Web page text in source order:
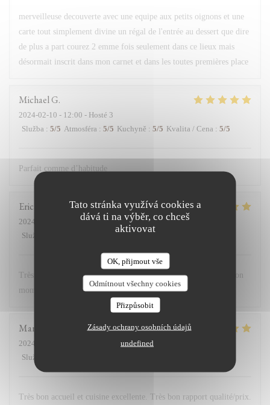
Tato stránka využívá cookies a
dává ti na výběr, co chceš
aktivovat
OK, přijmout vše
Odmítnout všechny cookies
Přizpůsobit
Zásady ochrany osobních údajů
undefined
merveilleuse decouverte avec une equipe aux petits oignons et une
carte tout simplement divine un régal de l'entrée au dessert que dire
de plus a part courez 2 emme fois seulement dans ce lieux mais
désormait inscrit dans mon carnet et dans les toutes premières place
MichaelG
2024-02-10 - 12:00 - Hosté 3
Služba : 5/5 Atmosféra : 5/5 Kuchyně : 5/5 Kvalita / Cena : 5/5
Parfait comme d’habitude
Eric
2024-02-11
- 12:30 - Hosté 12
Služba
Très bon accueil, cuisine excellente. Nous avons passé un très bon
moment
Marie
2024-02-11
Služba
Très bon accueil et cuisine excellente. Très bon rapport qualité/prix.